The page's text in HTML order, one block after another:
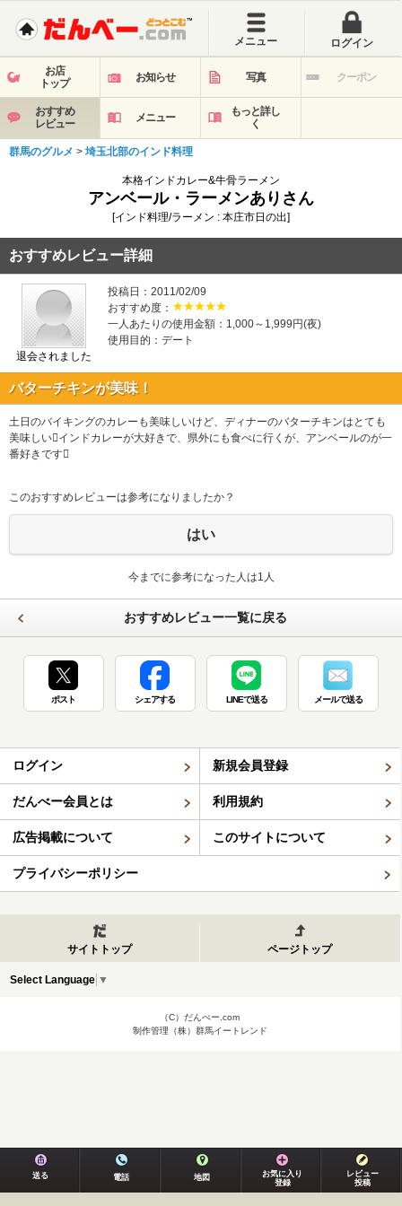
メニュー ログイン
お店
トップ
お知らせ 写真 クーポン
おすすめ
レビュー
メニュー
もっと詳し
く
群馬のグルメ > 埼玉北部のインド料理
本格インドカレー&牛骨ラーメン
アンベール・ラーメンありさん
[インド料理/ラーメン : 本庄市日の出]
おすすめレビュー詳細
退会されました
投稿日：2011/02/09
おすすめ度：
一人あたりの使用金額：1,000～1,999円(夜)
使用目的：デート
バターチキンが美味！
土日のバイキングのカレーも美味しいけど、ディナーのバターチキンはとても
美味しいインドカレーが大好きで、県外にも食べに行くが、アンベールのが一
番好きです
このおすすめレビューは参考になりましたか？
はい
今までに参考になった人は1人
おすすめレビュー一覧に戻る
ポスト シェアする LINEで送る メールで送る
ログイン 新規会員登録
だんべー会員とは 利用規約
広告掲載について このサイトについて
プライバシーポリシー
サイトトップ ページトップ
Select Language ▼
（C）だんべー.com
制作管理（株）群馬イートレンド
送る 電話 地図
お気に入り
登録
レビュー
投稿